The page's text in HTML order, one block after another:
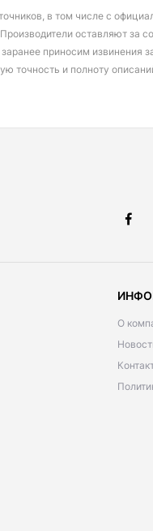
в том числе с
оставляют за
приносим извинения
точность и полноту
О